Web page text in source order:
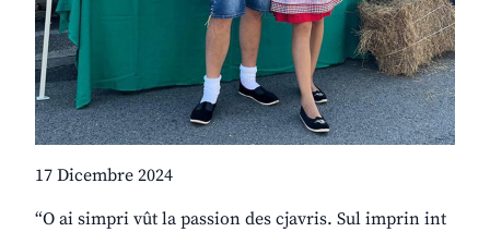
17 Dicembre 2024
“O ai simpri vût la passion des cjavris. Sul imprin int